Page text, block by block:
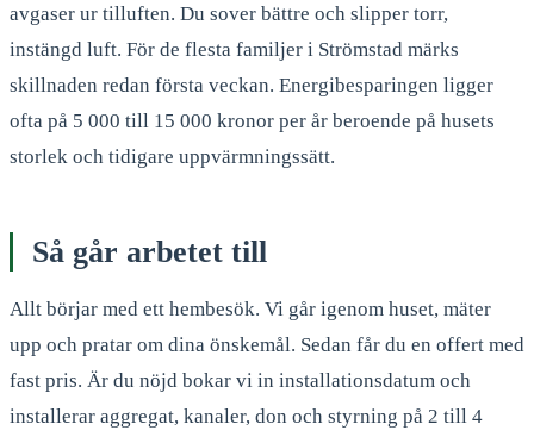
avgaser ur tilluften. Du sover bättre och slipper torr,
instängd luft. För de flesta familjer i Strömstad märks
skillnaden redan första veckan. Energibesparingen ligger
ofta på 5 000 till 15 000 kronor per år beroende på husets
storlek och tidigare uppvärmningssätt.
Så går arbetet till
Allt börjar med ett hembesök. Vi går igenom huset, mäter
upp och pratar om dina önskemål. Sedan får du en offert med
fast pris. Är du nöjd bokar vi in installationsdatum och
installerar aggregat, kanaler, don och styrning på 2 till 4